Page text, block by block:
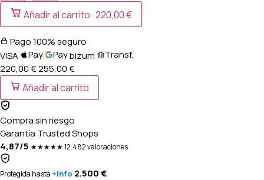
Añadir al carrito ·220,00 €
Pago 100% seguro
VISA
Pay Paybizum
Transf.
220,00 €255,00€
Añadir al carrito
Compra sin riesgo
Garantía Trusted Shops
4,87/5 ★★★★★12.482 valoraciones
Protegida hasta +info 2.500 €